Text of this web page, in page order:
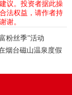
议。投资者据此操
法权益，请作者持
谢。
粉丝季”活动
烟台磁山温泉度假